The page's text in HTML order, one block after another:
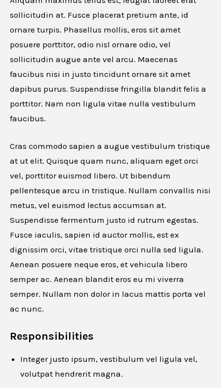
sollicitudin at. Fusce placerat pretium ante, id
ornare turpis. Phasellus mollis, eros sit amet
posuere porttitor, odio nisl ornare odio, vel
sollicitudin augue ante vel arcu. Maecenas
faucibus nisi in justo tincidunt ornare sit amet
dapibus purus. Suspendisse fringilla blandit felis a
porttitor. Nam non ligula vitae nulla vestibulum
faucibus.
Cras commodo sapien a augue vestibulum tristique
at ut elit. Quisque quam nunc, aliquam eget orci
vel, porttitor euismod libero. Ut bibendum
pellentesque arcu in tristique. Nullam convallis nisi
metus, vel euismod lectus accumsan at.
Suspendisse fermentum justo id rutrum egestas.
Fusce iaculis, sapien id auctor mollis, est ex
dignissim orci, vitae tristique orci nulla sed ligula.
Aenean posuere neque eros, et vehicula libero
semper ac. Aenean blandit eros eu mi viverra
semper. Nullam non dolor in lacus mattis porta vel
ac nunc.
Responsibilities
Integer justo ipsum, vestibulum vel ligula vel,
volutpat hendrerit magna.